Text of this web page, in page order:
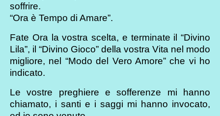
soffrire.
“Ora è Tempo di Amare”.
Fate Ora la vostra scelta, e terminate il “Divino
Lila”, il “Divino Gioco” della vostra Vita nel modo
migliore, nel “Modo del Vero Amore” che vi ho
indicato.
Le vostre preghiere e sofferenze mi hanno
chiamato, i santi e i saggi mi hanno invocato,